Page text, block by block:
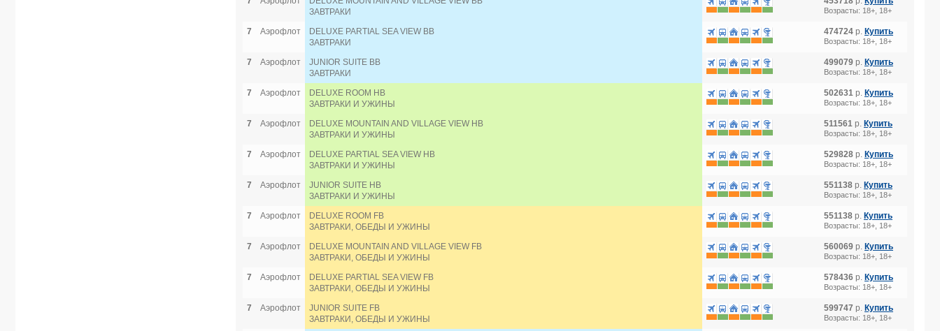
ЗАВТРАКИ
Возрасты: 18+, 18+
7 Аэрофлот
DELUXE PARTIAL SEA VIEW BB
ЗАВТРАКИ
474724 р. Купить
Возрасты: 18+, 18+
7 Аэрофлот
JUNIOR SUITE BB
ЗАВТРАКИ
499079 р. Купить
Возрасты: 18+, 18+
7 Аэрофлот
DELUXE ROOM HB
ЗАВТРАКИ И УЖИНЫ
502631 р. Купить
Возрасты: 18+, 18+
7 Аэрофлот
DELUXE MOUNTAIN AND VILLAGE VIEW HB
ЗАВТРАКИ И УЖИНЫ
511561 р. Купить
Возрасты: 18+, 18+
7 Аэрофлот
DELUXE PARTIAL SEA VIEW HB
ЗАВТРАКИ И УЖИНЫ
529828 р. Купить
Возрасты: 18+, 18+
7 Аэрофлот
JUNIOR SUITE HB
ЗАВТРАКИ И УЖИНЫ
551138 р. Купить
Возрасты: 18+, 18+
7 Аэрофлот
DELUXE ROOM FB
ЗАВТРАКИ, ОБЕДЫ И УЖИНЫ
551138 р. Купить
Возрасты: 18+, 18+
7 Аэрофлот
DELUXE MOUNTAIN AND VILLAGE VIEW FB
ЗАВТРАКИ, ОБЕДЫ И УЖИНЫ
560069 р. Купить
Возрасты: 18+, 18+
7 Аэрофлот
DELUXE PARTIAL SEA VIEW FB
ЗАВТРАКИ, ОБЕДЫ И УЖИНЫ
578436 р. Купить
Возрасты: 18+, 18+
7 Аэрофлот
JUNIOR SUITE FB
ЗАВТРАКИ, ОБЕДЫ И УЖИНЫ
599747 р. Купить
Возрасты: 18+, 18+